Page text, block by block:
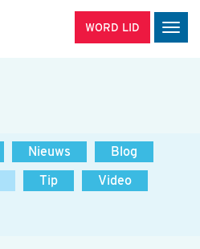
WORD LID
Nieuws
Blog
Tip
Video